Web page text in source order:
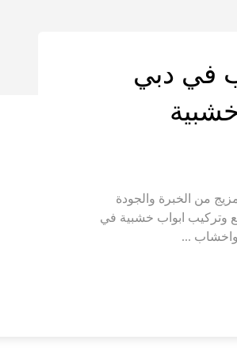
في دبي
من الخبرة والجودة
وتركيب ابواب خشبية في
واخشاب ...